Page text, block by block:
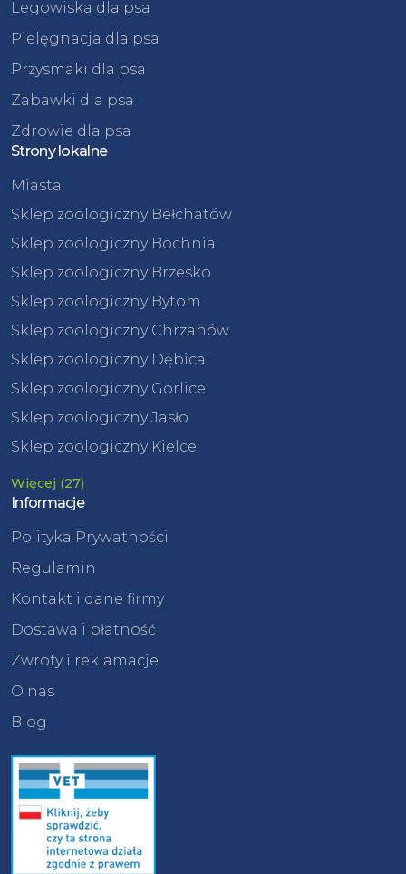
Legowiska dla psa
Pielęgnacja dla psa
Przysmaki dla psa
Zabawki dla psa
Zdrowie dla psa
Strony lokalne
Miasta
Sklep zoologiczny Bełchatów
Sklep zoologiczny Bochnia
Sklep zoologiczny Brzesko
Sklep zoologiczny Bytom
Sklep zoologiczny Chrzanów
Sklep zoologiczny Dębica
Sklep zoologiczny Gorlice
Sklep zoologiczny Jasło
Sklep zoologiczny Kielce
Więcej (27)
Informacje
Polityka Prywatności
Regulamin
Kontakt i dane firmy
Dostawa i płatność
Zwroty i reklamacje
O nas
Blog